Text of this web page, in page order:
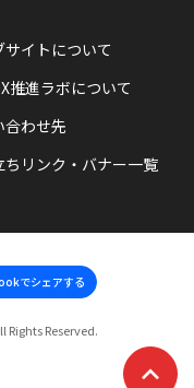
サイトについて
推進ラボについて
合わせ先
ちリンク・バナー一覧
でシェアする
（
ウ
Reserved.